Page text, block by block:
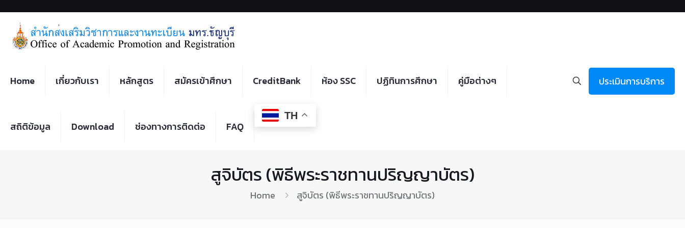
Home เกี่ยวกับเรา หลักสูตร สมัครเข้าศึกษา CreditBank ห้อง SSC ปฏิทินการศึกษา คู่มือต่างๆ
สถิติข้อมูล Download ช่องทางการติดต่อ FAQ
TH
ประเมินการบริการ
สูจิบัตร (พิธีพระราชทานปริญญาบัตร)
Home สูจิบัตร (พิธีพระราชทานปริญญาบัตร)